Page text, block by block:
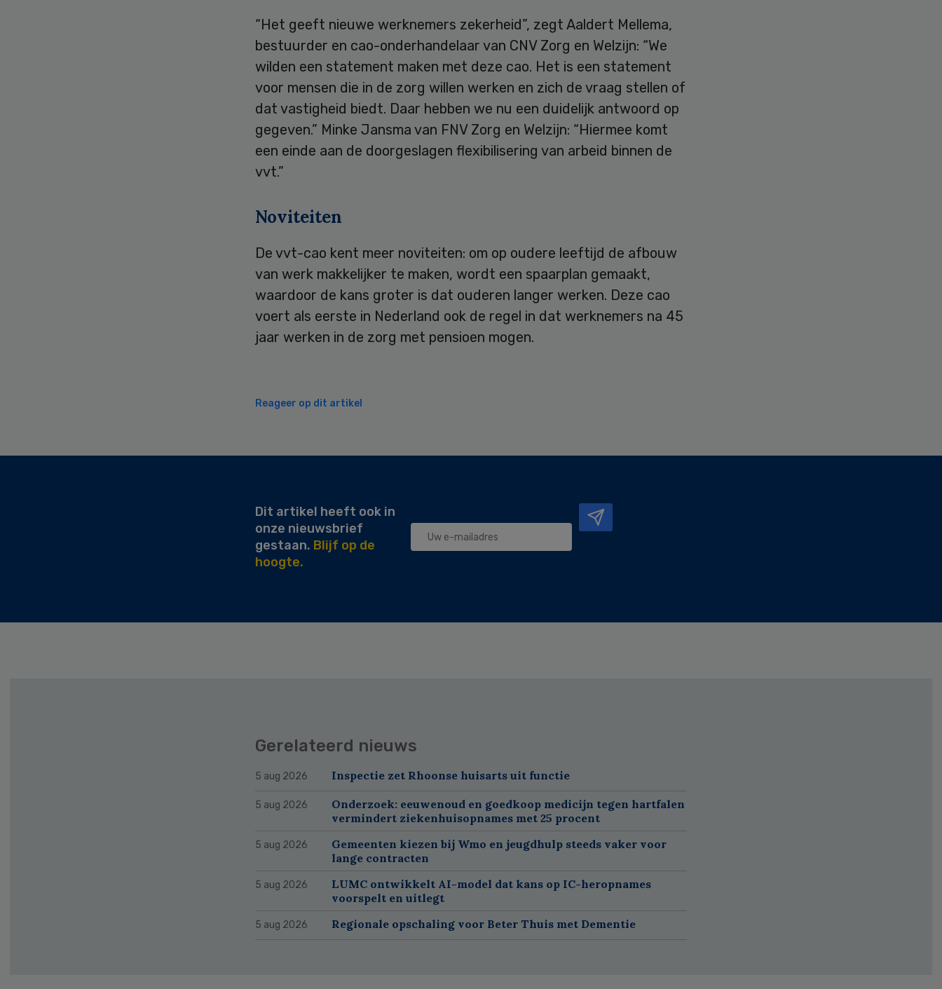
“Het geeft nieuwe werknemers zekerheid”, zegt Aaldert Mellema,
bestuurder en cao-onderhandelaar van CNV Zorg en Welzijn: “We
wilden een statement maken met deze cao. Het is een statement
voor mensen die in de zorg willen werken en zich de vraag stellen of
dat vastigheid biedt. Daar hebben we nu een duidelijk antwoord op
gegeven.” Minke Jansma van FNV Zorg en Welzijn: “Hiermee komt
een einde aan de doorgeslagen flexibilisering van arbeid binnen de
vvt.”
Noviteiten
De vvt-cao kent meer noviteiten: om op oudere leeftijd de afbouw
van werk makkelijker te maken, wordt een spaarplan gemaakt,
waardoor de kans groter is dat ouderen langer werken. Deze cao
voert als eerste in Nederland ook de regel in dat werknemers na 45
jaar werken in de zorg met pensioen mogen.
Reageer op dit artikel
Secondary
Dit artikel heeft ook in
onze nieuwsbrief
gestaan. Blijf op de
hoogte.
Gerelateerd nieuws
5 aug 2026 Inspectie zet Rhoonse huisarts uit functie
5 aug 2026
Onderzoek: eeuwenoud en goedkoop medicijn tegen hartfalen
vermindert ziekenhuisopnames met 25 procent
5 aug 2026
Gemeenten kiezen bij Wmo en jeugdhulp steeds vaker voor
lange contracten
5 aug 2026
LUMC ontwikkelt AI-model dat kans op IC-heropnames
voorspelt en uitlegt
5 aug 2026 Regionale opschaling voor Beter Thuis met Dementie